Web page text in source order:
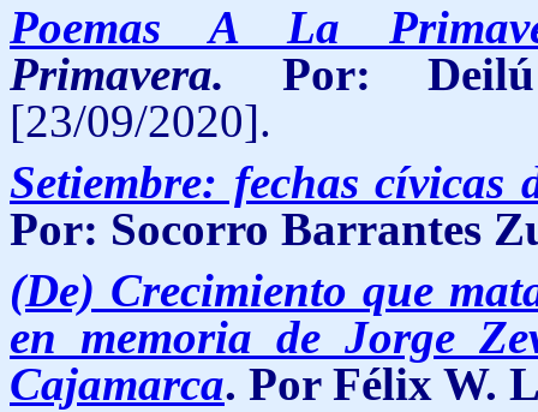
Poemas A La
Primavera. Por:
[23/09/2020].
Setiembre: fechas cívicas
Por: Socorro Barrantes
(De) Crecimiento que
en memoria de Jorge
Cajamarca. Por Félix W.